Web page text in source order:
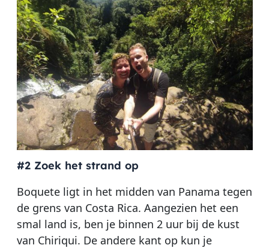
#2 Zoek het strand op
Boquete ligt in het midden van Panama tegen
de grens van Costa Rica. Aangezien het een
smal land is, ben je binnen 2 uur bij de kust
van Chiriqui. De andere kant op kun je